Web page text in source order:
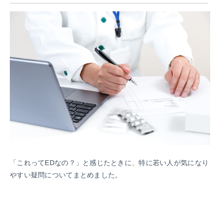
「これってEDなの？」と感じたときに、特に若い人が気になり
やすい疑問についてまとめました。